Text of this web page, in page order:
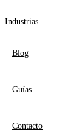
Industrias
Blog
Guías
Contacto